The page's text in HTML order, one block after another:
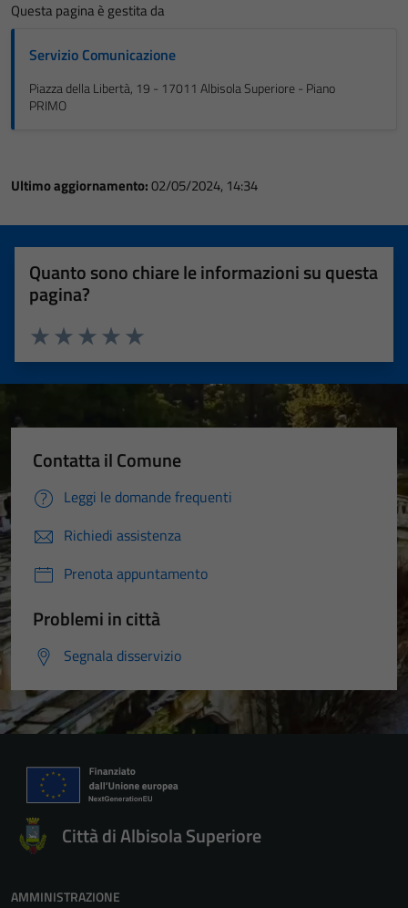
Questa pagina è gestita da
Servizio Comunicazione
Piazza della Libertà, 19 - 17011 Albisola Superiore - Piano
PRIMO
Ultimo aggiornamento:02/05/2024, 14:34
Quanto sono chiare le informazioni su questa
pagina?
Valuta 5 stelle su 5
Valuta 4 stelle su 5
Valuta 3 stelle su 5
Valuta 2 stelle su 5
Valuta 1 stelle su 5
Contatta il Comune
Leggi le domande frequenti
Richiedi assistenza
Prenota appuntamento
Problemi in città
Segnala disservizio
Città di Albisola Superiore
AMMINISTRAZIONE